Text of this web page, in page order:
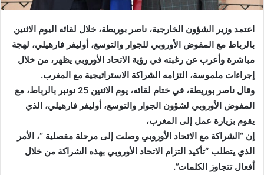
اعتمد وزير الشؤون الخارجية، ناصر بوريطة، خلال لقائه اليوم الاثنين
بالرباط مع المفوض الأوروبي للجوار والتوسع، أوليفر فارهيلي، لهجة
مباشرة وأعرب عن رغبته في رؤية الاتحاد الأوروبي يظهر، من خلال
إجراءات ملموسة، التزامه الشراكة الاستراتيجية مع المغرب.
وقال ناصر بوريطة، في ختام لقائه، يوم الاثنين 25 نونبر بالرباط، مع
المفوض الأوروبي لشؤون الجوار والتوسع، أوليفر فارهيلي، الذي
يقوم بزيارة عمل إلى المغرب،
إن “الشراكة مع الاتحاد الأوروبي وصلت إلى مرحلة مفصلية “، الأمر
الذي يتطلب “تأكيد التزام الاتحاد الأوروبي بهذه الشراكة من خلال
أفعال تتجاوز الكلمات”.